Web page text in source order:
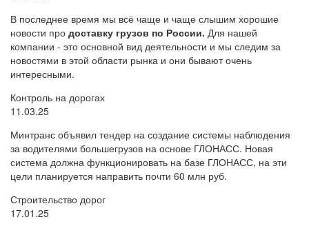
В последнее время мы всё чаще и чаще слышим хорошие
новости про доставку грузов по России. Для нашей
компании - это основной вид деятельности и мы следим за
новостями в этой области рынка и они бывают очень
интересными.
Контроль на дорогах
11.03.25
Минтранс объявил тендер на создание системы наблюдения
за водителями большегрузов на основе ГЛОНАСС. Новая
система должна функционировать на базе ГЛОНАСС, на эти
цели планируется направить почти 60 млн руб.
Строительство дорог
17.01.25